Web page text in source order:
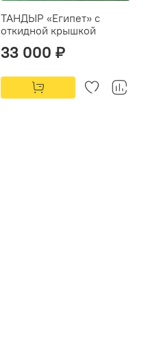
ТАНДЫР «Египет» с
откидной крышкой
33 000 ₽